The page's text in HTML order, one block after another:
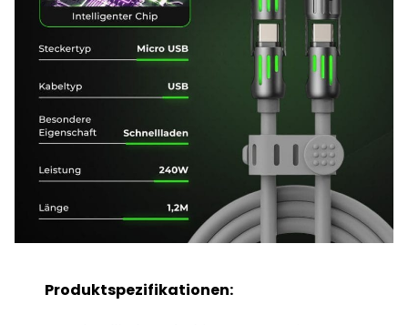
Produktspezifikationen: